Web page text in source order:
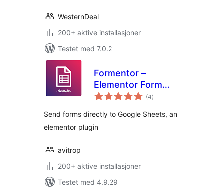
WesternDeal
200+ aktive installasjoner
Testet med 7.0.2
Formentor –
Elementor Form
Plus
(4totale
vurderinger
)
Send forms directly to Google Sheets, an
elementor plugin
avitrop
200+ aktive installasjoner
Testet med 4.9.29